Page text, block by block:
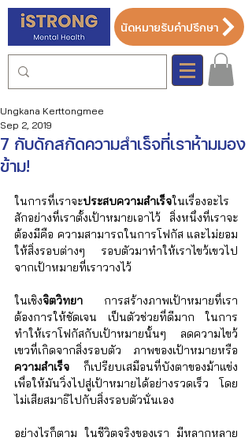
นัดหมายรับคำปรึกษา
7 กับดักสกัดความสำเร็จที่เราห้ามมอง
ข้าม!
Ungkana Kerttongmee
Sep 2, 2019
ในการที่เราจะประสบความสำเร็จในเรื่องอะไร
สักอย่างที่เราตั้งเป้าหมายเอาไว้ สิ่งหนึ่งที่เราจะ
ต้องมีคือ ความสามารถในการโฟกัส และไม่ยอม
ให้สิ่งรอบต่างๆ รอบตัวมาทำให้เราไขว้เขวไป
จากเป้าหมายที่เราวางไว้
ในเชิงจิตวิทยา การสร้างภาพเป้าหมายที่เรา
ต้องการให้ชัดเจน เป็นตัวช่วยที่ดีมาก ในการ
ทำให้เราโฟกัสกับเป้าหมายนั้นๆ ลดความไขว้
เขวที่เกิดจากสิ่งรอบตัว ภาพของเป้าหมายหรือ
ความสำเร็จ ก็เปรียบเสมือนที่บังตาของม้าแข่ง
เพื่อให้มันวิ่งไปสู่เป้าหมายได้อย่างรวดเร็ว โดย
ไม่เสียสมาธิไปกับสิ่งรอบตัวนั่นเอง
อย่างไรก็ตาม ในชีวิตจริงของเรา มีหลากหลาย